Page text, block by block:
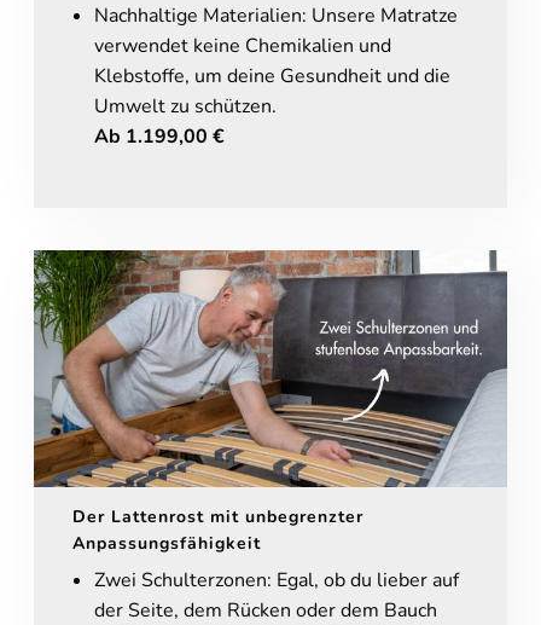
Nachhaltige Materialien: Unsere Matratze
verwendet keine Chemikalien und
Klebstoffe, um deine Gesundheit und die
Umwelt zu schützen.
Ab 1.199,00 €
Der Lattenrost mit unbegrenzter
Anpassungsfähigkeit
Zwei Schulterzonen: Egal, ob du lieber auf
der Seite, dem Rücken oder dem Bauch